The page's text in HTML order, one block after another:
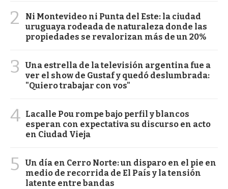
2
Ni Montevideo ni Punta del Este: la ciudad
uruguaya rodeada de naturaleza donde las
propiedades se revalorizan más de un 20%
3
Una estrella de la televisión argentina fue a
ver el show de Gustaf y quedó deslumbrada:
"Quiero trabajar con vos"
4 Lacalle Pou rompe bajo perfil y blancos
esperan con expectativa su discurso en acto
en Ciudad Vieja
5
Un día en Cerro Norte: un disparo en el pie en
medio de recorrida de El País y la tensión
latente entre bandas